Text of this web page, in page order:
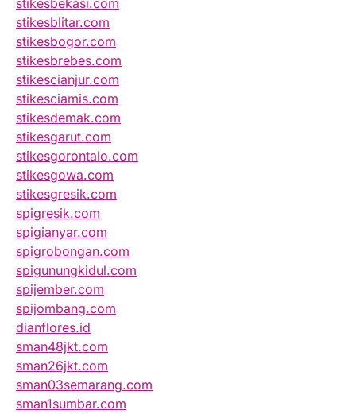
stikesbekasi.com
stikesblitar.com
stikesbogor.com
stikesbrebes.com
stikescianjur.com
stikesciamis.com
stikesdemak.com
stikesgarut.com
stikesgorontalo.com
stikesgowa.com
stikesgresik.com
spigresik.com
spigianyar.com
spigrobongan.com
spigunungkidul.com
spijember.com
spijombang.com
dianflores.id
sman48jkt.com
sman26jkt.com
sman03semarang.com
sman1sumbar.com